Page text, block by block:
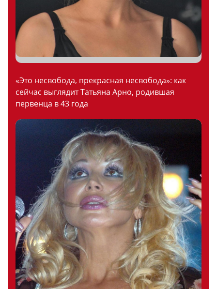
«Это несвобода, прекрасная несвобода»: как
сейчас выглядит Татьяна Арно, родившая
первенца в 43 года